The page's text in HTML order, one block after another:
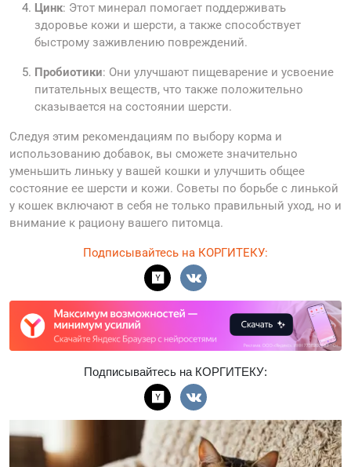
Цинк: Этот минерал помогает поддерживать
здоровье кожи и шерсти, а также способствует
быстрому заживлению повреждений.
Пробиотики: Они улучшают пищеварение и усвоение
питательных веществ, что также положительно
сказывается на состоянии шерсти.
Следуя этим рекомендациям по выбору корма и
использованию добавок, вы сможете значительно
уменьшить линьку у вашей кошки и улучшить общее
состояние ее шерсти и кожи. Советы по борьбе с линькой
у кошек включают в себя не только правильный уход, но и
внимание к рациону вашего питомца.
Подписывайтесь на КОРГИТЕКУ:
Подписывайтесь на КОРГИТЕКУ: